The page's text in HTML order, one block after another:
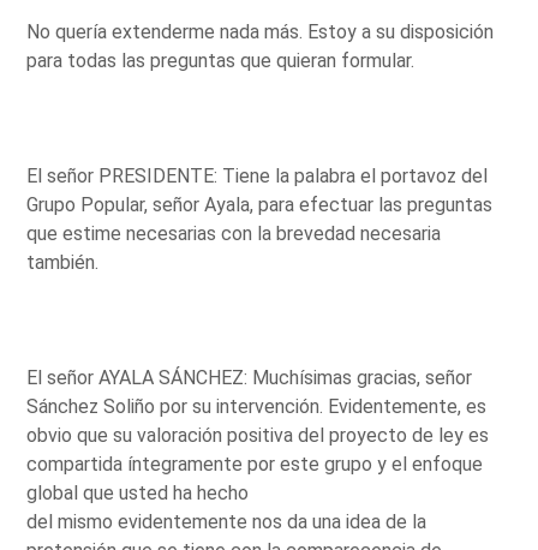
No quería extenderme nada más. Estoy a su disposición
para todas las preguntas que quieran formular.
El señor PRESIDENTE: Tiene la palabra el portavoz del
Grupo Popular, señor Ayala, para efectuar las preguntas
que estime necesarias con la brevedad necesaria
también.
El señor AYALA SÁNCHEZ: Muchísimas gracias, señor
Sánchez Soliño por su intervención. Evidentemente, es
obvio que su valoración positiva del proyecto de ley es
compartida íntegramente por este grupo y el enfoque
global que usted ha hecho
del mismo evidentemente nos da una idea de la